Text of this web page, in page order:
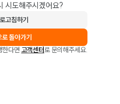
시도해주시겠어요?
고침하기
로 돌아가기
한다면 고객센터로 문의해주세요.